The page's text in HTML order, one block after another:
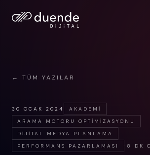
← TÜM YAZILAR
30 OCAK 2024
AKADEMI
ARAMA MOTORU OPTIMIZASYONU
DIJITAL MEDYA PLANLAMA
PERFORMANS PAZARLAMASI
· 8 DK